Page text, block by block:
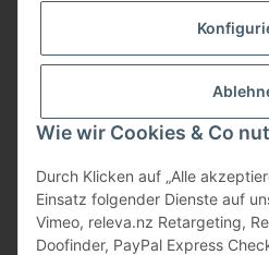
Wie wir Cookies & Co
Durch Klicken auf „Alle
Einsatz folgender Dienste auf
Vimeo, releva.nz Retargeting,
Doofinder, PayPal Express
Zahlungsmöglichkeiten